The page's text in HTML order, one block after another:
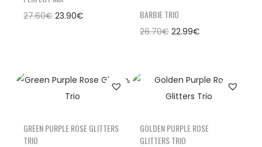
27.60€ 23.90€ BARBIE TRIO
26.70€ 22.99€
GREEN PURPLE ROSE GLITTERS
TRIO
GOLDEN PURPLE ROSE
GLITTERS TRIO